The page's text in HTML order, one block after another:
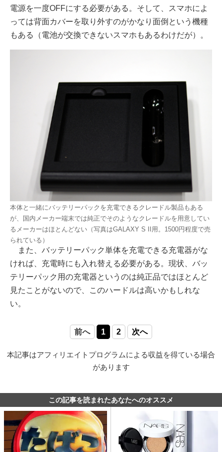
電源を一度OFFにする必要がある。そして、スマホによ
っては背面カバーを取り外すのがかなり面倒という機種
もある（電池が交換できないスマホもあるわけだが）。
本体と一緒にバッテリーパックを充電できるクレードル製品もある
が、国内メーカー端末では純正でそのようなクレードルを用意してい
るメーカーはほとんどない（写真はGALAXY S II用。1500円程度で売
られている）
また、バッテリーパック単体を充電できる充電器がな
ければ、充電時にも入れ替える必要がある。現状、バッ
テリーパック用の充電器というのは純正品ではほとんど
見たことがないので、このハードルは高いかもしれな
い。
前へ 1 2 次へ
本記事はアフィリエイトプログラムによる収益を得ている場合
があります
この記事を読まれたあなたへのオススメ